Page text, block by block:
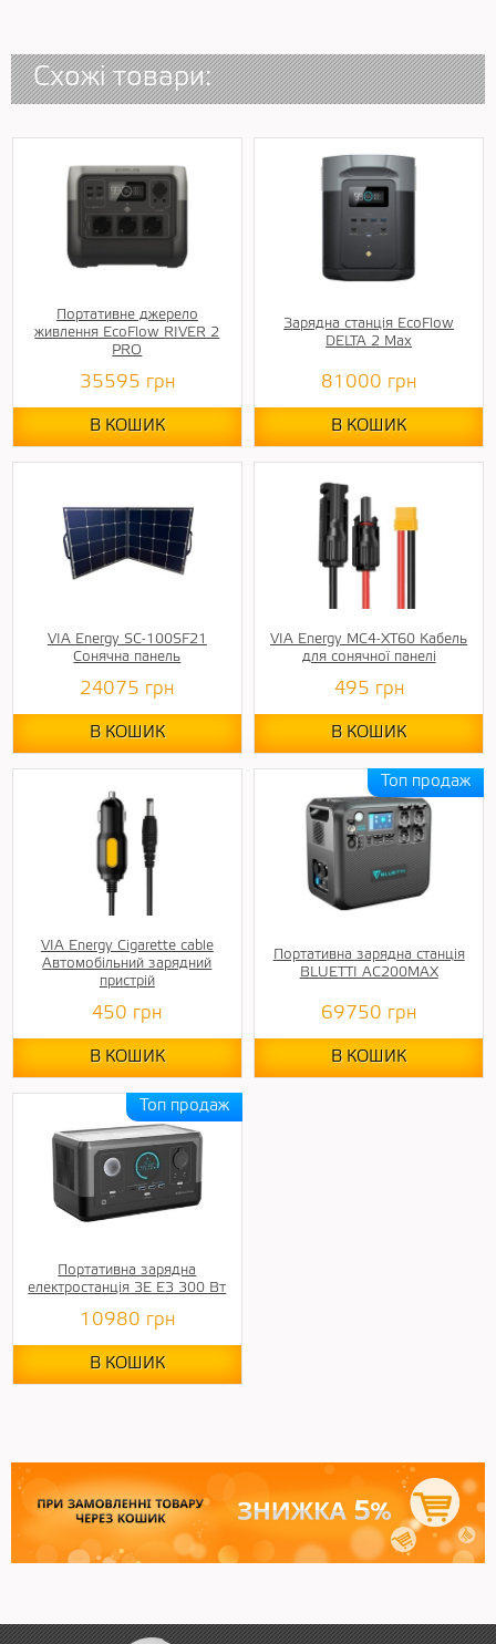
Схожі товари:
Портативне джерело
живлення EcoFlow RIVER 2
PRO
35595 грн
В КОШИК
Зарядна станція EcoFlow
DELTA 2 Max
81000 грн
В КОШИК
VIA Energy SC-100SF21
Сонячна панель
24075 грн
В КОШИК
VIA Energy МС4-ХТ60 Кабель
для сонячної панелі
495 грн
В КОШИК
VIA Energy Cigarette саblе
Автомобільний зарядний
пристрій
450 грн
В КОШИК
Портативна зарядна станція
BLUETTI AC200MAX
69750 грн
В КОШИК
Портативна зарядна
електростанція 3E E3 300 Вт
10980 грн
В КОШИК